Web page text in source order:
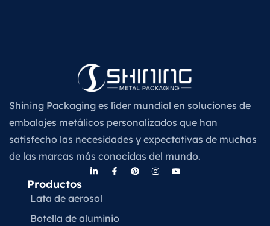
Shining Packaging es líder mundial en soluciones de
embalajes metálicos personalizados que han
satisfecho las necesidades y expectativas de muchas
de las marcas más conocidas del mundo.
Productos
Lata de aerosol
Botella de aluminio